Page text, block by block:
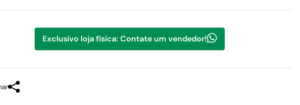
Exclusivo loja física: Contate um vendedor!